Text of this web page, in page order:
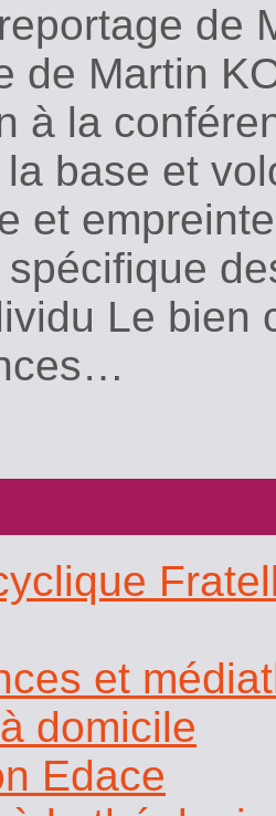
de
de Martin
à la
base et
et
Le bien
et
domicile
Edace